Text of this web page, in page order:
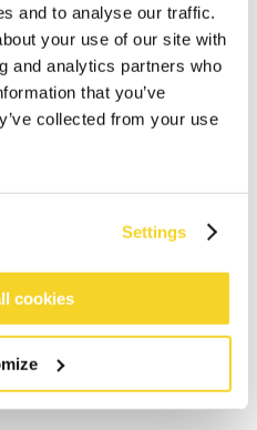
and to analyse our traffic.
your use of our site with
and analytics partners who
that you’ve
collected from your use
Settings
cookies
(lengte x breedte)
de Basalth Beanie,